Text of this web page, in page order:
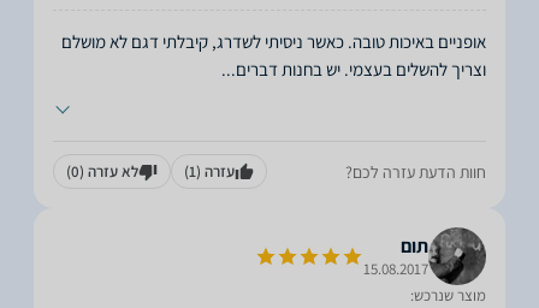
אופניים באיכות טובה. כאשר ניסיתי לשדרג, קיבלתי דגם לא מושלם
וצריך להשלים בעצמי. יש בחנות דברים...
חוות הדעת עזרה לכם? עזרה (1) לא עזרה (0)
תום
15.08.2017
מוצר שנרכש: